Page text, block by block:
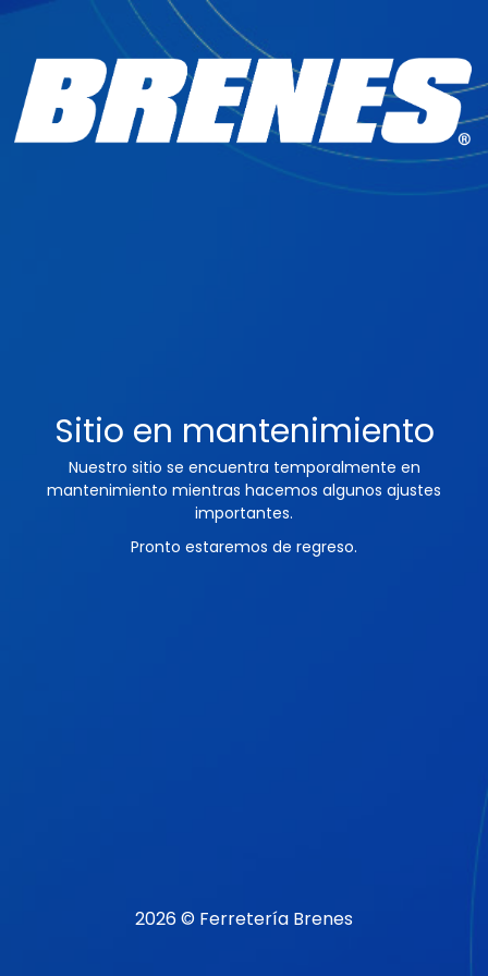
Sitio en mantenimiento
Nuestro sitio se encuentra temporalmente en
mantenimiento mientras hacemos algunos ajustes
importantes.
Pronto estaremos de regreso.
2026 © Ferretería Brenes